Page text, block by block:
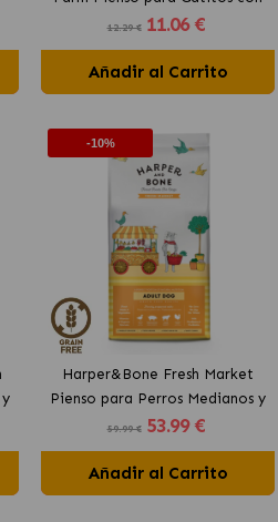
Pollo, Pavo y Pato
12.29 € 11.06 €
Añadir al Carrito
-10%
Harper&Bone Fresh Market
Pienso para Perros Medianos y
Grandes con Pavo, Pollo y
59.99 € 53.99 €
Añadir al Carrito